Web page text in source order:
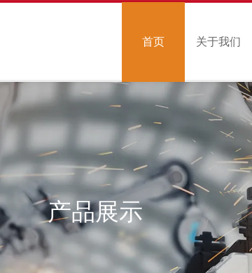
首页 关于我们
产品展示